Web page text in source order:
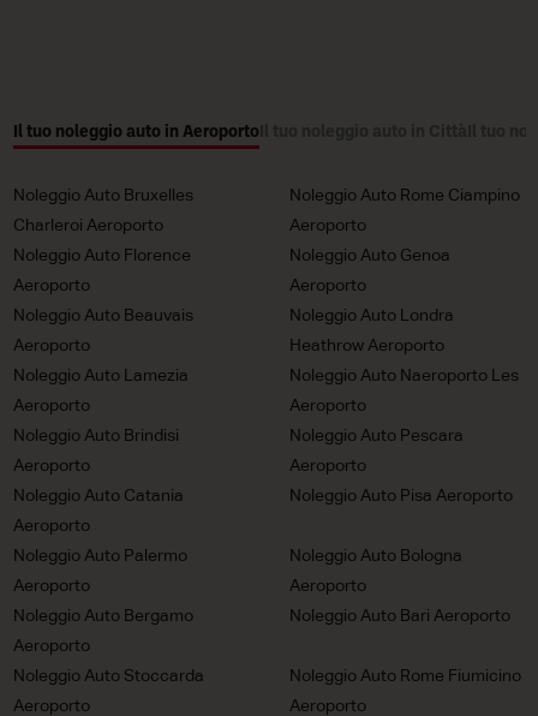
Il tuo noleggio auto in Aeroporto
Noleggio Auto Bruxelles
Charleroi Aeroporto
Noleggio Auto Rome Ciampino
Aeroporto
Noleggio Auto Florence
Aeroporto
Noleggio Auto Genoa
Aeroporto
Noleggio Auto Beauvais
Aeroporto
Noleggio Auto Londra
Heathrow Aeroporto
Noleggio Auto Lamezia
Aeroporto
Noleggio Auto Naeroporto Les
Aeroporto
Noleggio Auto Brindisi
Aeroporto
Noleggio Auto Pescara
Aeroporto
Noleggio Auto Catania
Aeroporto
Noleggio Auto Pisa Aeroporto
Noleggio Auto Palermo
Aeroporto
Noleggio Auto Bologna
Aeroporto
Noleggio Auto Bergamo
Aeroporto
Noleggio Auto Bari Aeroporto
Noleggio Auto Stoccarda
Aeroporto
Noleggio Auto Rome Fiumicino
Aeroporto